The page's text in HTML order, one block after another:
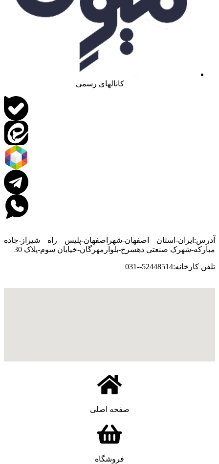
کانالهای رسمی
آدرس:ایران-استان اصفهان-شهراصفهان-پلیس راه شیراز-جاده
مبارکه-شهرک صنعتی دهسرخ-بلوارمهرگان-خیابان سوم-پلاک 30
تلفن کارخانه:52448514--031
صفحه اصلی
فروشگاه